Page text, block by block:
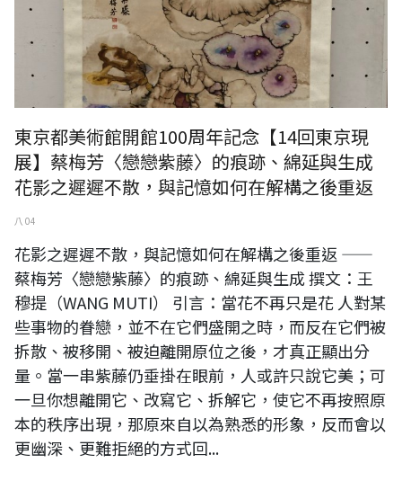
東京都美術館開館100周年記念【14回東京現
展】蔡梅芳〈戀戀紫藤〉的痕跡、綿延與生成
花影之遲遲不散，與記憶如何在解構之後重返
八 04
花影之遲遲不散，與記憶如何在解構之後重返 ——
蔡梅芳〈戀戀紫藤〉的痕跡、綿延與生成 撰文：王
穆提（WANG MUTI） 引言：當花不再只是花 人對某
些事物的眷戀，並不在它們盛開之時，而反在它們被
拆散、被移開、被迫離開原位之後，才真正顯出分
量。當一串紫藤仍垂掛在眼前，人或許只說它美；可
一旦你想離開它、改寫它、拆解它，使它不再按照原
本的秩序出現，那原來自以為熟悉的形象，反而會以
更幽深、更難拒絕的方式回...